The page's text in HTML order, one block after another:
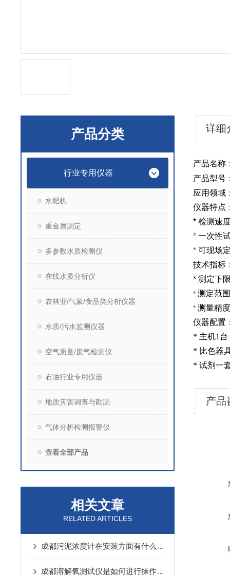
产品分类
行业专用仪器
水肥机
重金属测定
多参数水质检测仪
在线水质分析仪
农林业/气象/食品类分析仪器
水质/污水监测仪器
空气质量/废气检测仪
石油行业专用仪器
地质灾害调查与勘测
气体分析检测报警仪
查看全部产品
相关文章
RELATED ARTICLES
成都污泥浓度计在安装方面有什么需要谨慎的
成都溶解氧测试仪是如何进行操作的呢？
详细
产品名称
产品型号
应用领域
仪器特点
* 检测速
* 一次性
* 可现场
技术指标
* 测定下
* 测定范
* 测量精
仪器配置
* 主机1 台
* 比色器
* 试剂一
产品